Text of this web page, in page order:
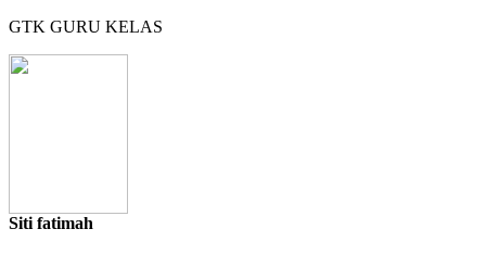
GTK GURU KELAS
Siti fatimah